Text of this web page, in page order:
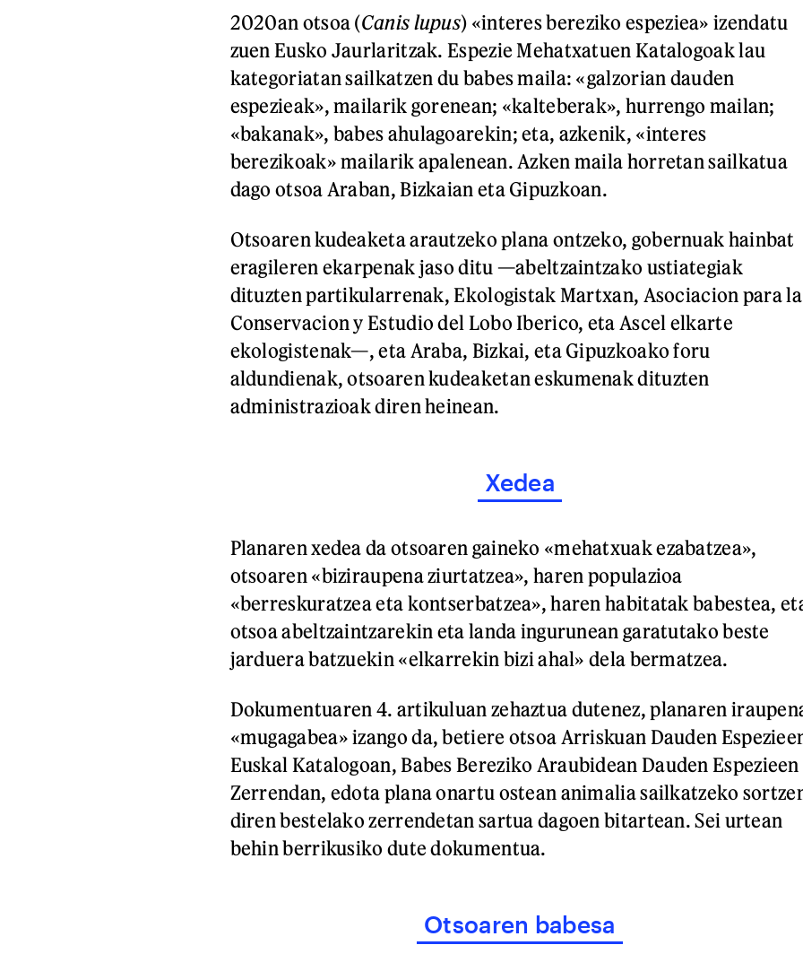
2020an otsoa (Canis lupus) «interes bereziko espeziea» izendatu
zuen Eusko Jaurlaritzak. Espezie Mehatxatuen Katalogoak lau
kategoriatan sailkatzen du babes maila: «galzorian dauden
espezieak», mailarik gorenean; «kalteberak», hurrengo mailan;
«bakanak», babes ahulagoarekin; eta, azkenik, «interes
berezikoak» mailarik apalenean. Azken maila horretan sailkatua
dago otsoa Araban, Bizkaian eta Gipuzkoan.
Otsoaren kudeaketa arautzeko plana ontzeko, gobernuak hainbat
eragileren ekarpenak jaso ditu —abeltzaintzako ustiategiak
dituzten partikularrenak, Ekologistak Martxan, Asociacion para la
Conservacion y Estudio del Lobo Iberico, eta Ascel elkarte
ekologistenak—, eta Araba, Bizkai, eta Gipuzkoako foru
aldundienak, otsoaren kudeaketan eskumenak dituzten
administrazioak diren heinean.
Xedea
Planaren xedea da otsoaren gaineko «mehatxuak ezabatzea»,
otsoaren «biziraupena ziurtatzea», haren populazioa
«berreskuratzea eta kontserbatzea», haren habitatak babestea,
otsoa abeltzaintzarekin eta landa ingurunean garatutako beste
jarduera batzuekin «elkarrekin bizi ahal» dela bermatzea.
Dokumentuaren 4. artikuluan zehaztua dutenez, planaren
«mugagabea» izango da, betiere otsoa Arriskuan Dauden
Euskal Katalogoan, Babes Bereziko Araubidean Dauden Espezieen
Zerrendan, edota plana onartu ostean animalia sailkatzeko
diren bestelako zerrendetan sartua dagoen bitartean. Sei urtean
behin berrikusiko dute dokumentua.
Otsoaren babesa